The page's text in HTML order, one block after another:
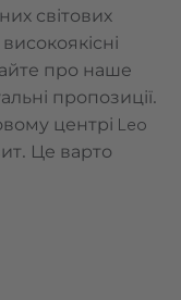
світових
про наше
пропозиції.
центрі Leo
Це варто